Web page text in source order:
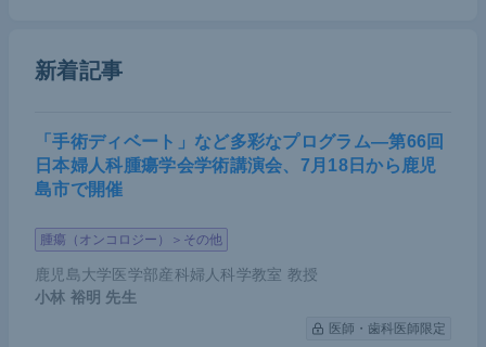
医師の入力が不要で、かつデータが正確であるとい
（CKD）患者のデータベースが構築されている。J-
CKD-DBの解析により、SGLT2阻害薬を服用してい
る患者は、腎臓の複合エンドポイントとなる末期腎
不全がそのほかの薬剤を使っている患者に比して有
新着記事
「手術ディベート」など多彩なプログラム―第66回
日本婦人科腫瘍学会学術講演会、7月18日から鹿児
島市で開催
腫瘍（オンコロジー）＞その他
鹿児島大学医学部産科婦人科学教室 教授
小林 裕明 先生
医師・歯科医師限定